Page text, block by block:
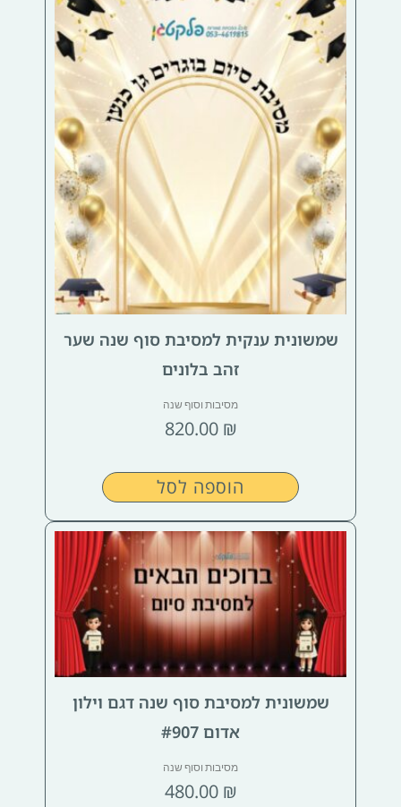
שמשונית ענקית למסיבת סוף שנה שער
זהב בלונים
מסיבות וסוף שנה
820.00 ₪
הוספה לסל
שמשונית למסיבת סוף שנה דגם וילון
אדום #907
מסיבות וסוף שנה
480.00 ₪